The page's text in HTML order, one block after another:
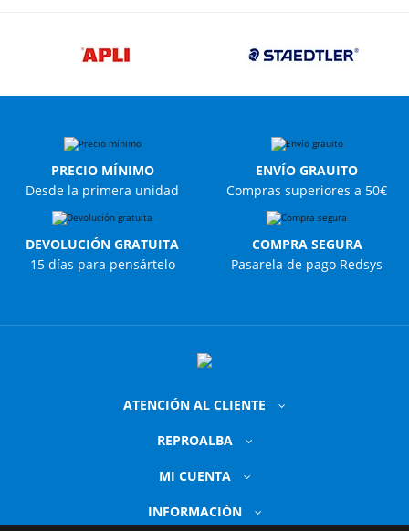
PRECIO MÍNIMO
Desde la primera unidad
ENVÍO GRAUITO
Compras superiores a 50€
DEVOLUCIÓN GRATUITA
15 días para pensártelo
COMPRA SEGURA
Pasarela de pago Redsys
ATENCIÓN AL CLIENTE
REPROALBA
MI CUENTA
INFORMACIÓN